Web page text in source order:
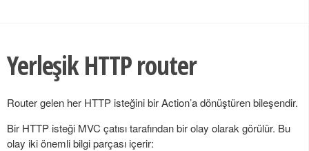
Yerleşik HTTP router
Router gelen her HTTP isteğini bir Action’a dönüştüren bileşendir.
Bir HTTP isteği MVC çatısı tarafından bir olay olarak görülür. Bu
olay iki önemli bilgi parçası içerir: